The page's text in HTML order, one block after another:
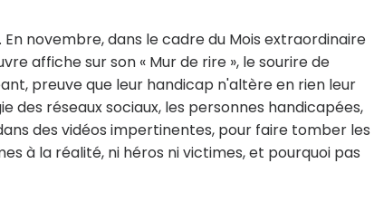
novembre, dans le cadre du Mois extraordinaire
affiche sur son « Mur de rire », le sourire de
preuve que leur handicap n'altère en rien leur
des réseaux sociaux, les personnes handicapées,
des vidéos impertinentes, pour faire tomber les
à la réalité, ni héros ni victimes, et pourquoi pas